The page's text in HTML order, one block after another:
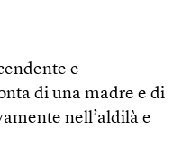
e
di una madre e di
nell’aldilà e